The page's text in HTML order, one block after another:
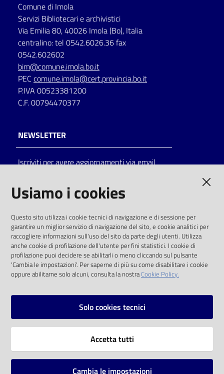
Comune di Imola
Servizi Bibliotecari e archivistici
Via Emilia 80, 40026 Imola (Bo), Italia
centralino: tel 0542.6026.36 fax
0542.602602
bim@comune.imola.bo.it
PEC comune.imola@cert.provincia.bo.it
P.IVA 00523381200
C.F. 00794470377
NEWSLETTER
Iscriviti per avere aggiornamenti via email
solo alle condizioni previste dalla direttiva
comunitaria 2003/98/CE e dal d.lgs. 36/2006
SOCIAL
Instagram
Vai alla pagina
Usiamo i cookies
Questo sito utilizza i cookie tecnici di navigazione e di sessione per
garantire un miglior servizio di navigazione del sito, e cookie analitici per
raccogliere informazioni sull'uso del sito da parte degli utenti. Utilizza
anche cookie di profilazione dell'utente per fini statistici. I cookie di
profilazione puoi decidere se abilitarli o meno cliccando sul pulsante
'Cambia le impostazioni'. Per saperne di più su come disabilitare i cookie
oppure abilitarne solo alcuni, consulta la nostraCookie Policy.
Solo cookies tecnici
Accetta tutti
Cambia le impostazioni